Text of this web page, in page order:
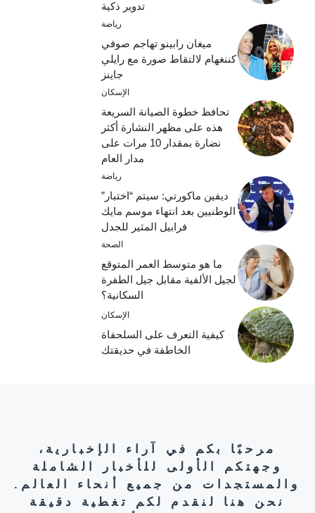
تدوير ذكية
رياضة
ميغان رابينو تهاجم صوفي
كننغهام لالتقاط صورة مع رايلي
جاينز
الإسكان
تحافظ خطوة الصيانة السريعة
هذه على مظهر النشارة أكثر
نضارة بمقدار 10 مرات على
مدار العام
رياضة
ديفين ماكورتي: سيتم “اختبار”
الوطنيين بعد انتهاء موسم مايك
فرابيل المثير للجدل
الصحة
ما هو متوسط ​​العمر المتوقع
لجيل الألفية مقابل جيل الطفرة
السكانية؟
الإسكان
كيفية التعرف على السلحفاة
الخاطفة في حديقتك
مرحبًا بكم في آراء الإخبارية،
وجهتكم الأولى للأخبار الشاملة
والمستجدات من جميع أنحاء العالم.
نحن هنا لنقدم لكم تغطية دقيقة